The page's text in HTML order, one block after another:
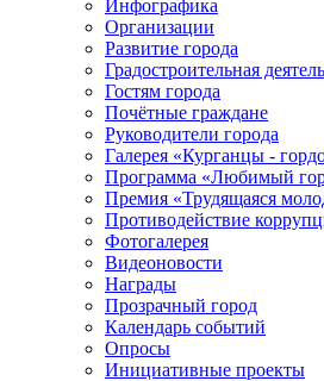
Инфографика
Организации
Развитие города
Градостроительная
Гостям города
Почётные граждане
Руководители города
Галерея «Курганцы -
Программа «Любимый
Премия «Трудящаяся
Противодействие
Фотогалерея
Видеоновости
Награды
Прозрачный город
Календарь событий
Опросы
Инициативные проекты